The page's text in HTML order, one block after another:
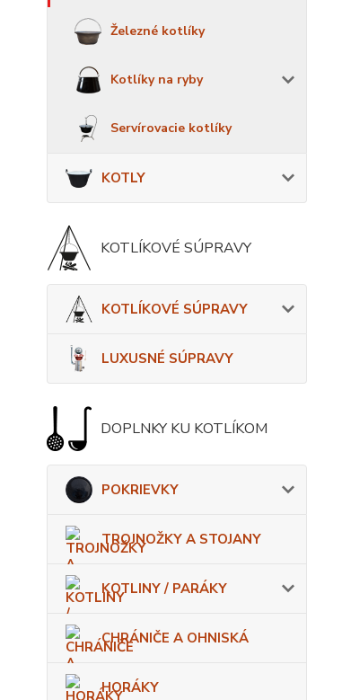
Železné kotlíky
Kotlíky na ryby
Servírovacie kotlíky
KOTLY
KOTLÍKOVÉ SÚPRAVY
KOTLÍKOVÉ SÚPRAVY
LUXUSNÉ SÚPRAVY
DOPLNKY KU KOTLÍKOM
POKRIEVKY
TROJNOŽKY A STOJANY
KOTLINY / PARÁKY
CHRÁNIČE A OHNISKÁ
HORÁKY